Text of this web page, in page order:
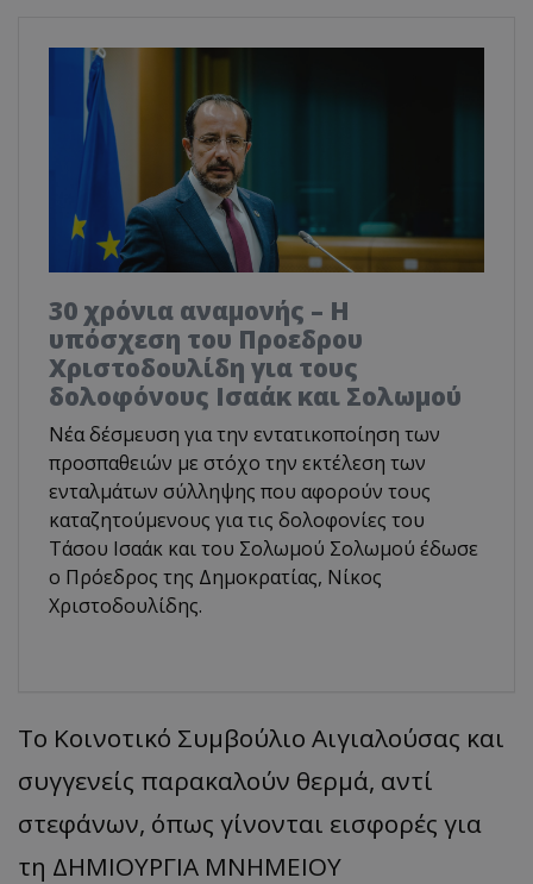
30 χρόνια αναμονής – Η
υπόσχεση του Προεδρου
Χριστοδουλίδη για τους
δολοφόνους Ισαάκ και Σολωμού
Νέα δέσμευση για την εντατικοποίηση των
προσπαθειών με στόχο την εκτέλεση των
ενταλμάτων σύλληψης που αφορούν τους
καταζητούμενους για τις δολοφονίες του
Τάσου Ισαάκ και του Σολωμού Σολωμού έδωσε
ο Πρόεδρος της Δημοκρατίας, Νίκος
Χριστοδουλίδης.
Το Κοινοτικό Συμβούλιο Αιγιαλούσας και
συγγενείς παρακαλούν θερμά, αντί
στεφάνων, όπως γίνονται εισφορές για
τη ΔΗΜΙΟΥΡΓΙΑ ΜΝΗΜΕΙΟΥ